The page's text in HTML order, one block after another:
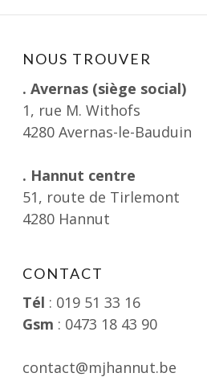
NOUS TROUVER
. Avernas (siège social)
1, rue M. Withofs
4280 Avernas-le-Bauduin
. Hannut centre
51, route de Tirlemont
4280 Hannut
CONTACT
Tél : 019 51 33 16
Gsm : 0473 18 43 90
contact@mjhannut.be